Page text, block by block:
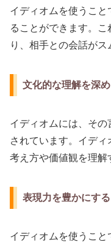
イディオムを使うこと
ることができます。
り、相手との会話がス
文化的な理解を深
イディオムには、そ
されています。イデ
考え方や価値観を理解
表現力を豊かにする
イディオムを使うこと